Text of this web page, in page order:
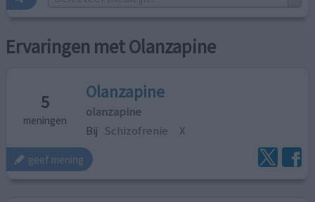
Ervaringen met Olanzapine
5
meningen
Olanzapine
olanzapine
Bij Schizofrenie X
geef mening